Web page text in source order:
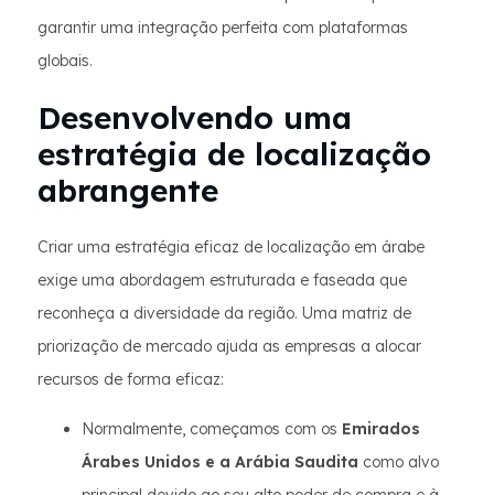
garantir uma integração perfeita com plataformas
globais.
Desenvolvendo uma
estratégia de localização
abrangente
Criar uma estratégia eficaz de localização em árabe
exige uma abordagem estruturada e faseada que
reconheça a diversidade da região. Uma matriz de
priorização de mercado ajuda as empresas a alocar
recursos de forma eficaz:
Normalmente, começamos com os Emirados
Árabes Unidos e a Arábia Saudita como alvo